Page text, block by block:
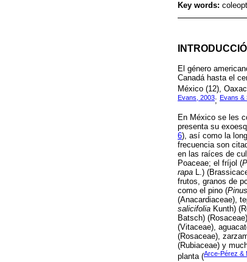
Key words:
El género
Canadá hasta el
México (12),
Evans, 2003; Evans &
En México se les
presenta su
6), así como la
frecuencia son
en las raíces de
Poaceae; el fríjol (
rapa L.)
frutos, granos de
como el pino (Pinus
(Anacardiaceae),
salicifolia Kunth)
Batsch)
(Vitaceae),
(Rosaceae),
(Rubiaceae) y
planta (Arce-Pérez &